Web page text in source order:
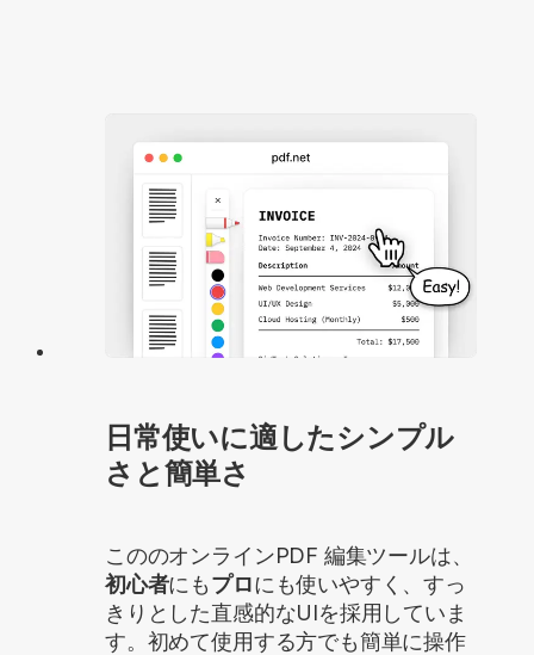
日常使いに適したシンプル
さと簡単さ
こののオンラインPDF 編集ツールは、
初心者にもプロにも使いやすく、すっ
きりとした直感的なUIを採用していま
す。初めて使用する方でも簡単に操作